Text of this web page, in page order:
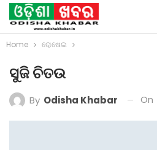
Home ରୋଷେଇ
ସୁଜି ଚିତଉ
By Odisha Khabar On